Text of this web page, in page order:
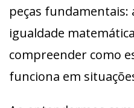
peças fundamentais:
igualdade
compreender como
funciona em